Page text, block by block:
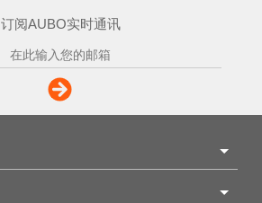
订阅AUBO实时通讯